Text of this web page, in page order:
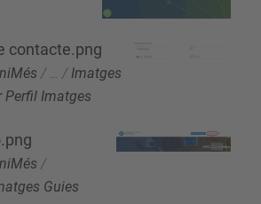
contacte.png
/ … / Imatges
Imatges
/
Guies